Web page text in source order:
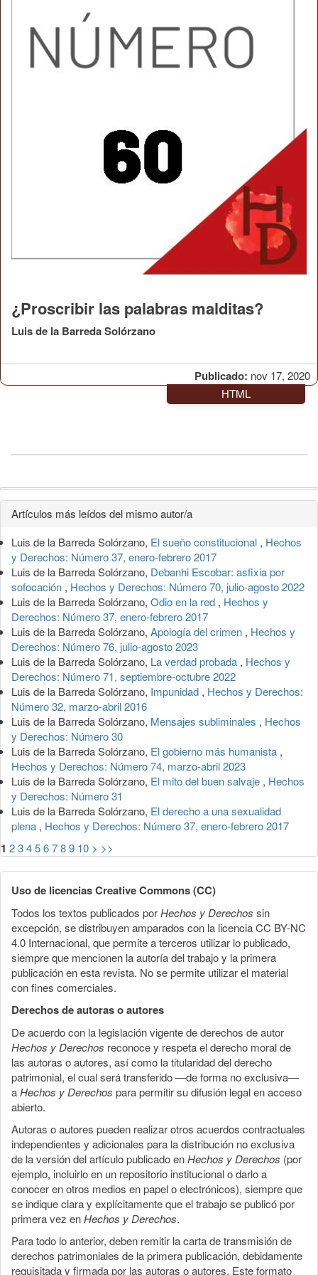
Publicado: nov 17, 2020
¿Proscribir las palabras malditas?
Luis de la Barreda Solórzano
HTML
Detalles
del
artículo
Artículos más leídos del mismo autor/a
Luis de la Barreda Solórzano, El sueño constitucional , Hechos
y Derechos: Número 37, enero-febrero 2017
Luis de la Barreda Solórzano, Debanhi Escobar: asfixia por
sofocación , Hechos y Derechos: Número 70, julio-agosto 2022
Luis de la Barreda Solórzano, Odio en la red , Hechos y
Derechos: Número 37, enero-febrero 2017
Luis de la Barreda Solórzano, Apología del crimen , Hechos y
Derechos: Número 76, julio-agosto 2023
Luis de la Barreda Solórzano, La verdad probada , Hechos y
Derechos: Número 71, septiembre-octubre 2022
Luis de la Barreda Solórzano, Impunidad , Hechos y Derechos:
Número 32, marzo-abril 2016
Luis de la Barreda Solórzano, Mensajes subliminales , Hechos
y Derechos: Número 30
Luis de la Barreda Solórzano, El gobierno más humanista ,
Hechos y Derechos: Número 74, marzo-abril 2023
Luis de la Barreda Solórzano, El mito del buen salvaje , Hechos
y Derechos: Número 31
Luis de la Barreda Solórzano, El derecho a una sexualidad
plena , Hechos y Derechos: Número 37, enero-febrero 2017
1 23456789 10 > >>
Uso de licencias Creative Commons (CC)
Todos los textos publicados porHechos y Derechos sin
excepción, se distribuyen amparados con la licencia CC BY-NC
4.0 Internacional, que permite a terceros utilizar lo publicado,
siempre que mencionen la autoría del trabajo y la primera
publicación en esta revista. No se permite utilizar el material
con fines comerciales.
Derechos de autoras o autores
De acuerdo con la legislación vigente de derechos de autor
Hechos y Derechos reconoce y respeta el derecho moral de
las autoras o autores, así como la titularidad del derecho
patrimonial, el cual será transferido —de forma no exclusiva—
aHechos y Derechos para permitir su difusión legal en acceso
abierto.
Autoras o autores pueden realizar otros acuerdos contractuales
independientes y adicionales para la distribución no exclusiva
de la versión del artículo publicado enHechos y Derechos (por
ejemplo, incluirlo en un repositorio institucional o darlo a
conocer en otros medios en papel o electrónicos), siempre que
se indique clara y explícitamente que el trabajo se publicó por
primera vez enHechos y Derechos.
Para todo lo anterior, deben remitir la carta de transmisión de
derechos patrimoniales de la primera publicación, debidamente
requisitada y firmada por las autoras o autores. Este formato